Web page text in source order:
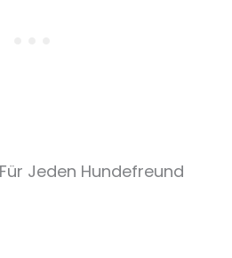
Jeden Hundefreund​